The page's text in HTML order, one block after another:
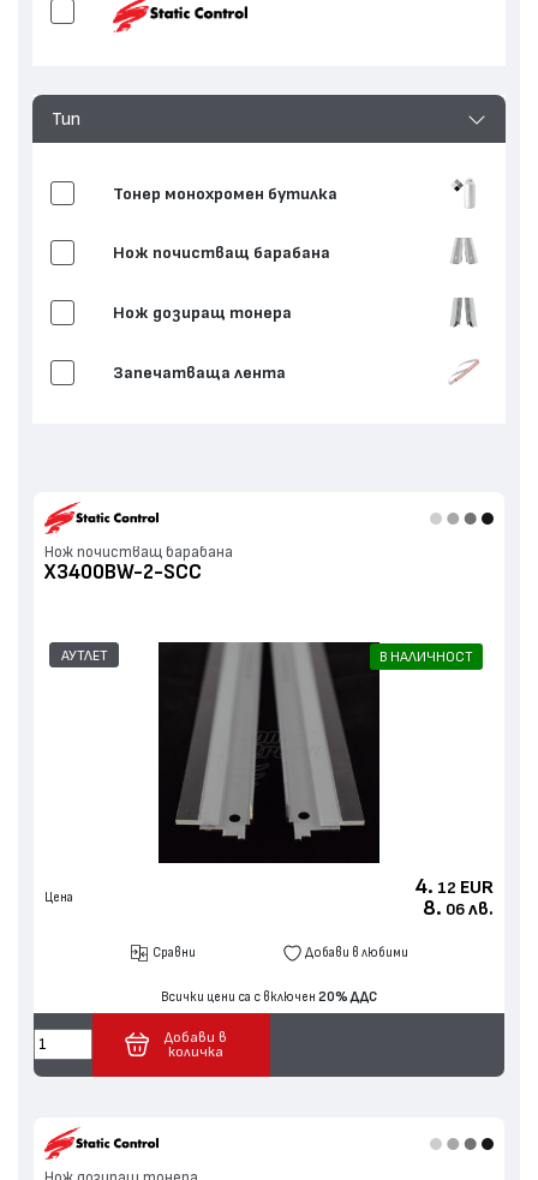
Тип
Тонер монохромен бутилка
Нож почистващ барабана
Нож дозиращ тонера
Запечатваща лента
Нож почистващ барабана
X3400BW-2-SCC
АУТЛЕТ В НАЛИЧНОСТ
Цена 4. 12 EUR
8. 06 лв.
Сравни Добави в любими
Всички цени са с включен 20% ДДС
Добави в
количка